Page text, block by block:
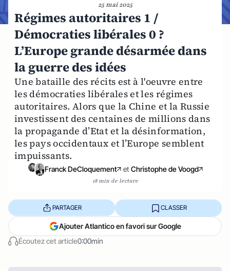
25 mai 2025
Régimes autoritaires 1 /
Démocraties libérales 0 ?
L’Europe grande désarmée dans
la guerre des idées
Une bataille des récits est à l'oeuvre entre
les démocraties libérales et les régimes
autoritaires. Alors que la Chine et la Russie
investissent des centaines de millions dans
la propagande d’Etat et la désinformation,
les pays occidentaux et l’Europe semblent
impuissants.
Franck DeCloquement et Christophe de Voogd
18 min de lecture
Écoutez cet article0:00min
PARTAGER CLASSER
Ajouter Atlantico en favori sur Google